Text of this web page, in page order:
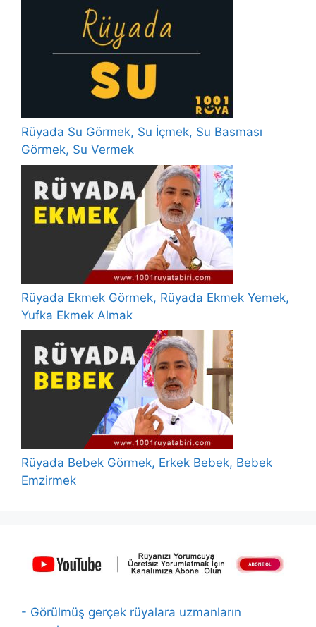
Rüyada Su Görmek, Su İçmek, Su Basması
Görmek, Su Vermek
Rüyada Ekmek Görmek, Rüyada Ekmek Yemek,
Yufka Ekmek Almak
Rüyada Bebek Görmek, Erkek Bebek, Bebek
Emzirmek
- Görülmüş gerçek rüyalara uzmanların